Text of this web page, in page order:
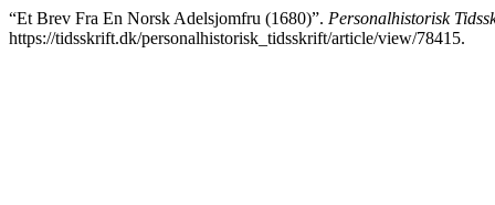
“Et Brev Fra En Norsk Adelsjomfru (1680)”. Personalhistorisk
https://tidsskrift.dk/personalhistorisk_tidsskrift/article/view/78415.